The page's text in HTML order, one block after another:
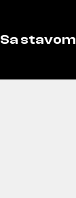
Sa stavom